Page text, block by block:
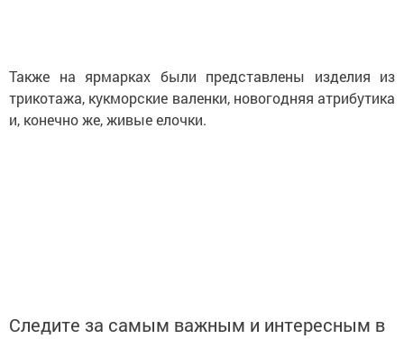
Также на ярмарках были представлены изделия из
трикотажа, кукморские валенки, новогодняя атрибутика
и, конечно же, живые елочки.
Следите за самым важным и интересным в